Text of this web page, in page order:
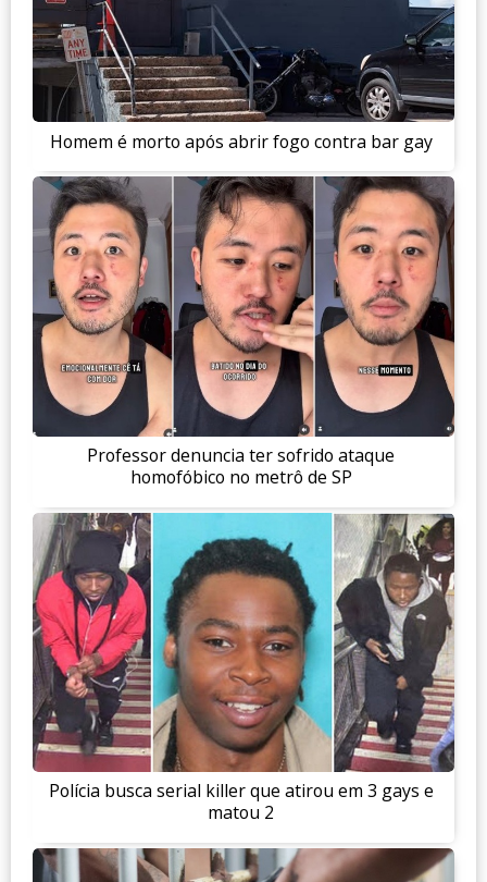
Homem é morto após abrir fogo contra bar gay
Professor denuncia ter sofrido ataque
homofóbico no metrô de SP
Polícia busca serial killer que atirou em 3 gays e
matou 2